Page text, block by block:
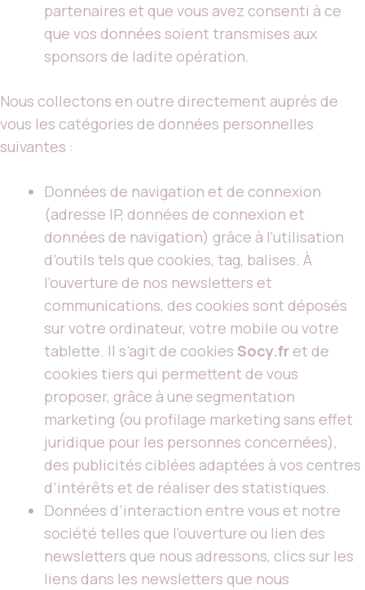
partenaires et que vous avez consenti à ce
que vos données soient transmises aux
sponsors de ladite opération.
Nous collectons en outre directement auprès de
vous les catégories de données personnelles
suivantes :
Données de navigation et de connexion
(adresse IP, données de connexion et
données de navigation) grâce à l’utilisation
d’outils tels que cookies, tag, balises. À
l’ouverture de nos newsletters et
communications, des cookies sont déposés
sur votre ordinateur, votre mobile ou votre
tablette. Il s’agit de cookies Socy.fr et de
cookies tiers qui permettent de vous
proposer, grâce à une segmentation
marketing (ou profilage marketing sans effet
juridique pour les personnes concernées),
des publicités ciblées adaptées à vos centres
d’intérêts et de réaliser des statistiques.
Données d’interaction entre vous et notre
société telles que l’ouverture ou lien des
newsletters que nous adressons, clics sur les
liens dans les newsletters que nous